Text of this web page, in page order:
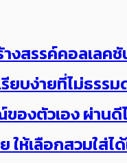
งสรรค์คอลเลค
ยบง่ายที่ไม่ธรรม
องตัวเอง ผ่านดี
ให้เลือกสวมใส่ไ